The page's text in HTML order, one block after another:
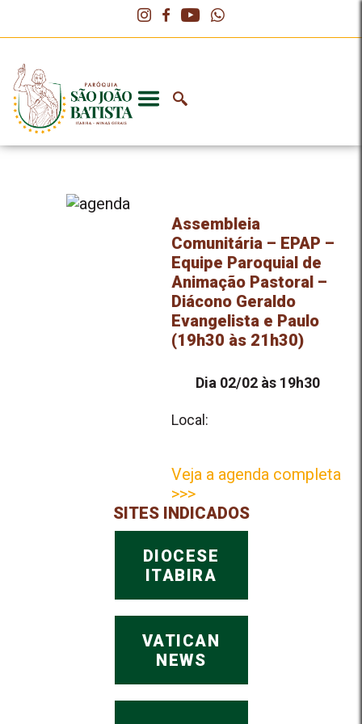
Assembleia
Comunitária – EPAP –
Equipe Paroquial de
Animação Pastoral –
Diácono Geraldo
Evangelista e Paulo
(19h30 às 21h30)
Dia 02/02 às 19h30
Local:
Veja a agenda completa
>>>
SITES INDICADOS
DIOCESE
ITABIRA
VATICAN
NEWS